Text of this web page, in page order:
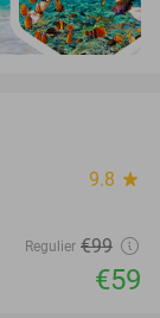
9.8 star
Regulier €99
€59